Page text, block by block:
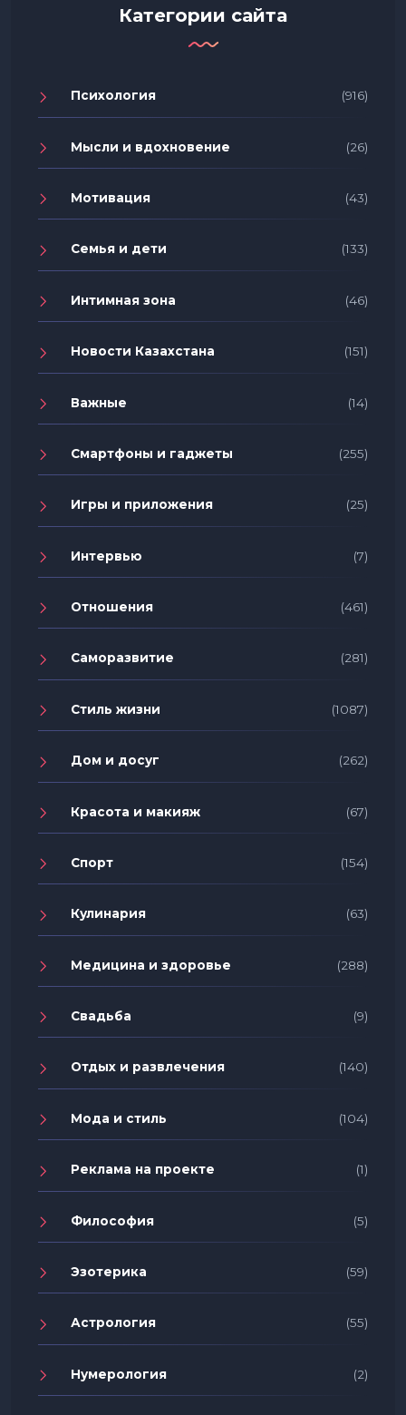
Категории сайта
Психология (916)
Мысли и вдохновение (26)
Мотивация (43)
Семья и дети (133)
Интимная зона (46)
Новости Казахстана (151)
Важные (14)
Смартфоны и гаджеты (255)
Игры и приложения (25)
Интервью (7)
Отношения (461)
Саморазвитие (281)
Стиль жизни (1087)
Дом и досуг (262)
Красота и макияж (67)
Спорт (154)
Кулинария (63)
Медицина и здоровье (288)
Свадьба (9)
Отдых и развлечения (140)
Мода и стиль (104)
Реклама на проекте (1)
Философия (5)
Эзотерика (59)
Астрология (55)
Нумерология (2)